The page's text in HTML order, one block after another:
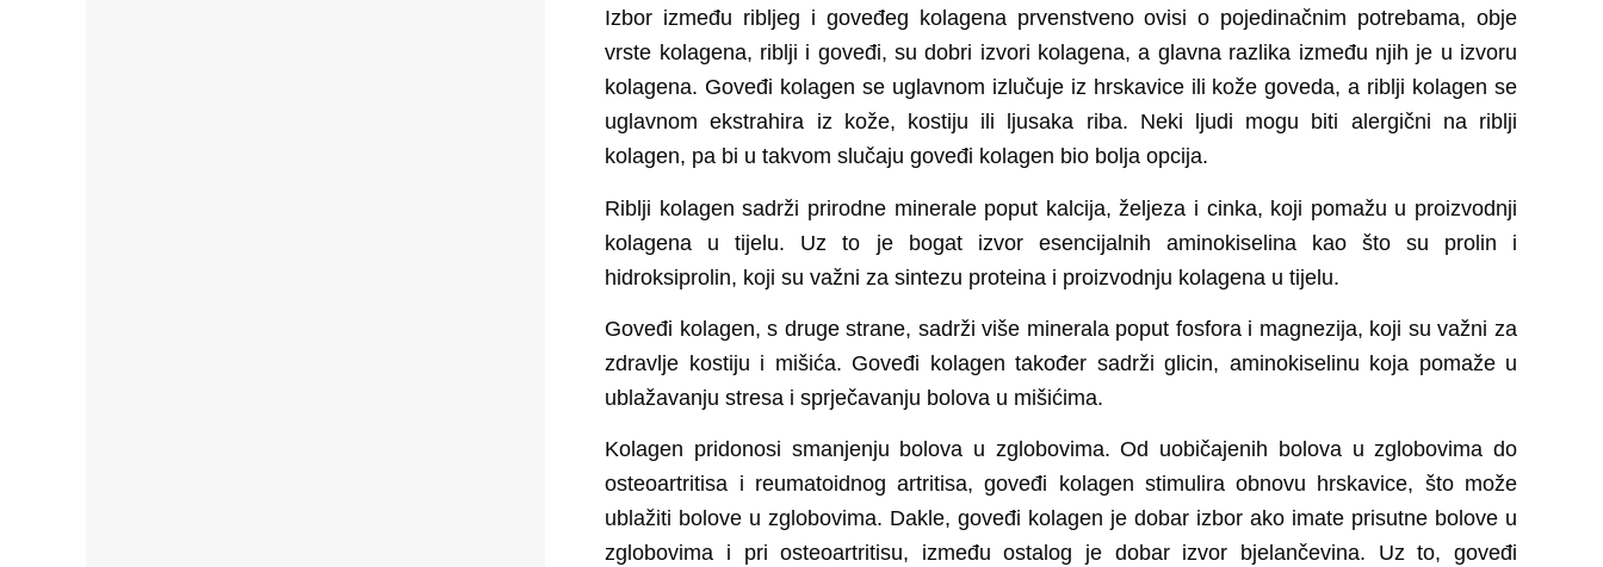
Izbor između ribljeg i goveđeg kolagena prvenstveno ovisi o pojedinačnim potrebama, obje
vrste kolagena, riblji i goveđi, su dobri izvori kolagena, a glavna razlika između njih je u izvoru
kolagena. Goveđi kolagen se uglavnom izlučuje iz hrskavice ili kože goveda, a riblji kolagen se
uglavnom ekstrahira iz kože, kostiju ili ljusaka riba. Neki ljudi mogu biti alergični na riblji
kolagen, pa bi u takvom slučaju goveđi kolagen bio bolja opcija.
Riblji kolagen sadrži prirodne minerale poput kalcija, željeza i cinka, koji pomažu u proizvodnji
kolagena u tijelu. Uz to je bogat izvor esencijalnih aminokiselina kao što su prolin i
hidroksiprolin, koji su važni za sintezu proteina i proizvodnju kolagena u tijelu.
Goveđi kolagen, s druge strane, sadrži više minerala poput fosfora i magnezija, koji su važni za
zdravlje kostiju i mišića. Goveđi kolagen također sadrži glicin, aminokiselinu koja pomaže u
ublažavanju stresa i sprječavanju bolova u mišićima.
Kolagen pridonosi smanjenju bolova u zglobovima. Od uobičajenih bolova u zglobovima do
osteoartritisa i reumatoidnog artritisa, goveđi kolagen stimulira obnovu hrskavice, što može
ublažiti bolove u zglobovima. Dakle,goveđi kolagen je dobar izbor ako imate prisutne bolove u
zglobovima i pri osteoartritisu, između ostalog je dobar izvor bjelančevina. Uz to, goveđi